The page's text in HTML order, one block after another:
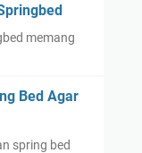
memang
Bed Agar
spring bed